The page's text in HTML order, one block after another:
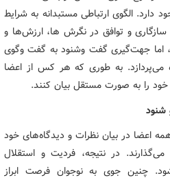
دارد. الگوی ارتباطی مستبدانه به شرایط
سازگاری و توافق در نگرش ها، ارزش‌ها و
اما جهت‌گیری گفت وشنود به گفت وگوی
می‌پردازد. به طوری که هر کس از اعضا
را به صورت مستقل بیان کنند.
شنود
اعضا در بیان نظرات و دیدگاه‌های خود
می‌گذارند. در نتیجه، فردیت و استقلال
چنین جوی به نوجوان فرصت ابراز